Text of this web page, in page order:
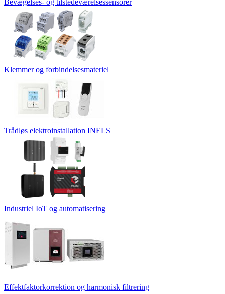
Bevægelses- og tilstedeværelsessensorer
Klemmer og forbindelsesmateriel
Trådløs elektroinstallation INELS
Industriel IoT og automatisering
Effektfaktorkorrektion og harmonisk filtrering